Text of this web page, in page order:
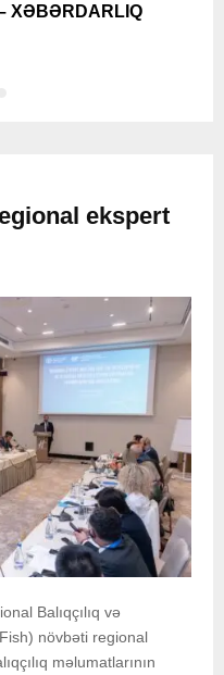
XƏBƏRDARLIQ
ekspert
Balıqçılıq və
növbəti regional
məlumatlarının